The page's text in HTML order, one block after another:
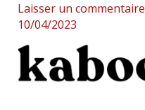
Laisser un commentaire
10/04/2023